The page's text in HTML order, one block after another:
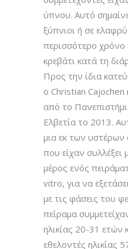
ύπνου. Αυτό
ξύπνιοι ή σε
περισσότερο
κρεβάτι κατά τη
Προς την ίδια
ο Christian Cajochen
από το
Ελβετία το 2013.
μια εκ των
που είχαν συλλέξει
μέρος ενός
vitro, για να
με τις φάσεις του
πείραμα
ηλικίας 20-31 ετών
εθελοντές ηλικίας